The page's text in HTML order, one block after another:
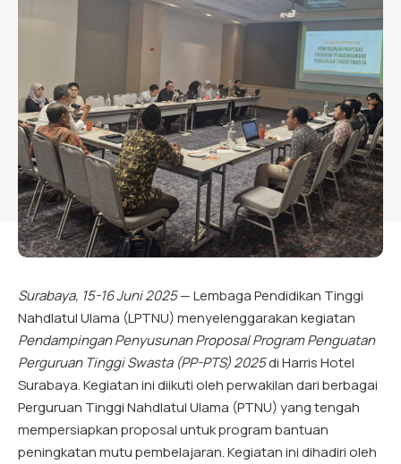
Surabaya, 15-16 Juni 2025— Lembaga Pendidikan Tinggi
Nahdlatul Ulama (LPTNU) menyelenggarakan kegiatan
Pendampingan Penyusunan Proposal Program Penguatan
Perguruan Tinggi Swasta (PP-PTS) 2025di Harris Hotel
Surabaya. Kegiatan ini diikuti oleh perwakilan dari berbagai
Perguruan Tinggi Nahdlatul Ulama (PTNU) yang tengah
mempersiapkan proposal untuk program bantuan
peningkatan mutu pembelajaran. Kegiatan ini dihadiri oleh